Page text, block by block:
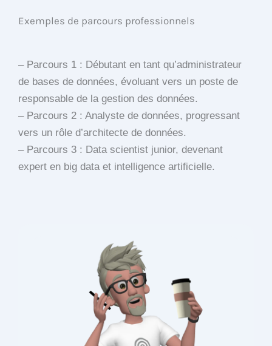
Exemples de parcours professionnels
– Parcours 1 : Débutant en tant qu’administrateur
de bases de données, évoluant vers un poste de
responsable de la gestion des données.
– Parcours 2 : Analyste de données, progressant
vers un rôle d’architecte de données.
– Parcours 3 : Data scientist junior, devenant
expert en big data et intelligence artificielle.